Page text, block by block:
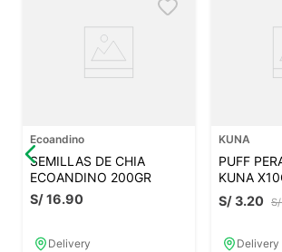
Ecoandino
SEMILLAS DE CHIA
ECOANDINO 200GR
S/16.90
Delivery
KUNA
PUFF
KUNA
S/
S/3.20
Delivery